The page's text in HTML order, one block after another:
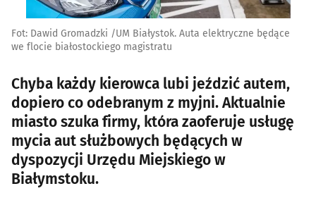
Fot: Dawid Gromadzki /UM Białystok. Auta elektryczne będące
we flocie białostockiego magistratu
Chyba każdy kierowca lubi jeździć autem,
dopiero co odebranym z myjni. Aktualnie
miasto szuka firmy, która zaoferuje usługę
mycia aut służbowych będących w
dyspozycji Urzędu Miejskiego w
Białymstoku.